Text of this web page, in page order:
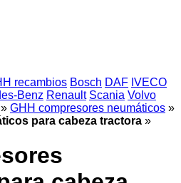
recambios Bosch DAF IVECO
Benz Renault Scania Volvo
» GHH compresores neumáticos »
para cabeza tractora »